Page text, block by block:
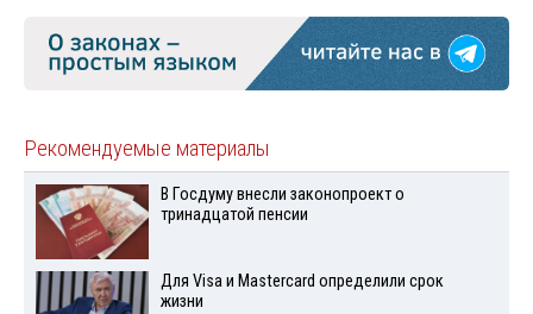
Рекомендуемые материалы
В Госдуму внесли законопроект о
тринадцатой пенсии
Для Visа и Mastercard определили срок
жизни